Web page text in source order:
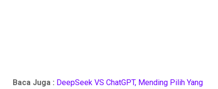
Baca Juga : DeepSeek VS ChatGPT, Mending Pilih Yang